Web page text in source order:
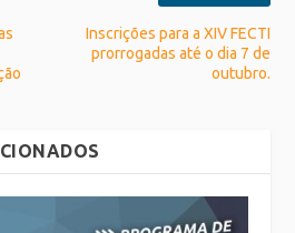
Inscrições para a XIV FECTI
prorrogadas até o dia 7 de
outubro.